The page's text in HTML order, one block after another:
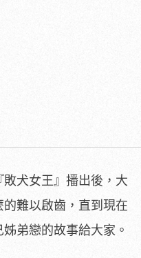
犬女王』播出後，大
難以啟齒，直到現在
弟戀的故事給大家。